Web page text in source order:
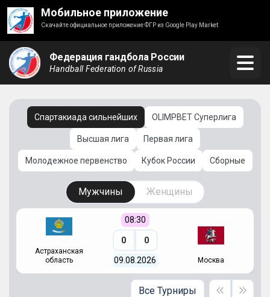
Мобильное приложение
Скачайте официальное приложение ФГР из Google Play Market
Федерация гандбола России
Handball Federation of Russia
Спартакиада сильнейших OLIMPBET Суперлига
Высшая лига Первая лига
Молодежное первенство Кубок России Сборные
Мужчины Женщины
Астраханская
область
08:30
0 0
09.08.2026 Москва
Все Турниры